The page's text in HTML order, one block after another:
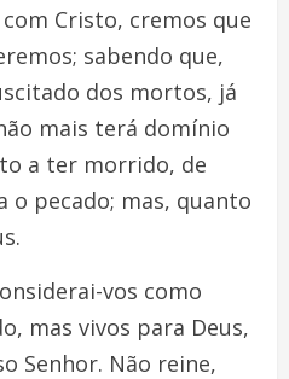
Cristo, cremos que
sabendo que,
dos mortos, já
mais terá domínio
a ter morrido, de
o pecado; mas, quanto
vos como
mas vivos para Deus,
Senhor. Não reine,